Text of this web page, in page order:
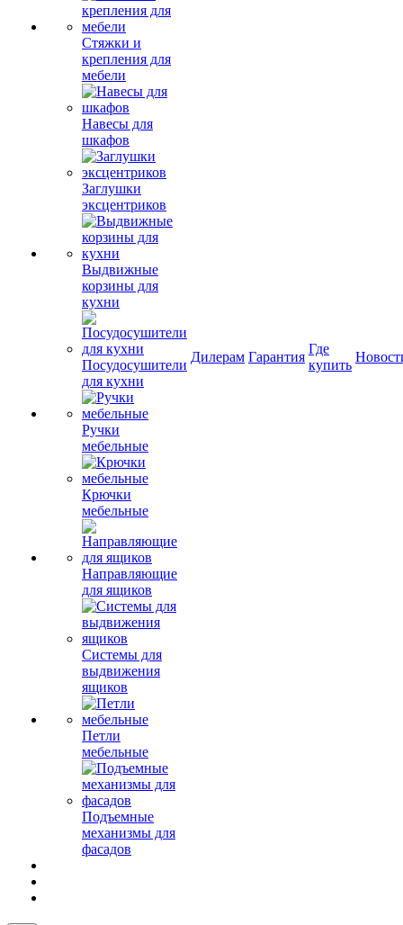
Стяжки и
крепления для
мебели
Навесы для
шкафов
Заглушки
эксцентриков
Выдвижные
корзины для
кухни
Посудосушители
для кухни
Ручки
мебельные
Крючки
мебельные
Направляющие
для ящиков
Системы для
выдвижения
ящиков
Петли
мебельные
Подъемные
механизмы для
фасадов
Дилерам Гарантия
Где
купить